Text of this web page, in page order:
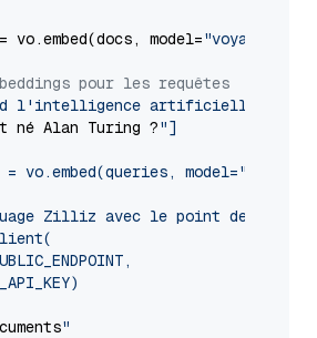
vo.embed(docs, model="voyage-2"
pour les requêtes
l'intelligence artificielle a-t-
né Alan Turing ?"]
= vo.embed(queries, model="
Zilliz avec le point de
"